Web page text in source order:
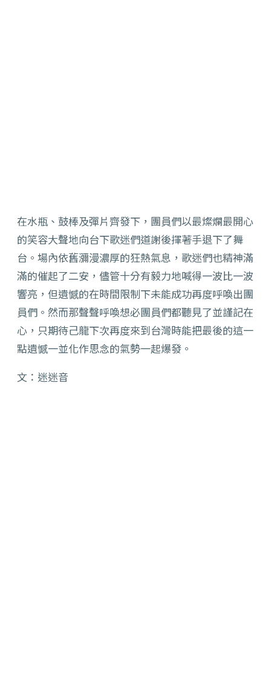
在水瓶、鼓棒及彈片齊發下，團員們以最燦爛最開心
的笑容大聲地向台下歌迷們道謝後揮著手退下了舞
台。場內依舊瀰漫濃厚的狂熱氣息，歌迷們也精神滿
滿的催起了二安，儘管十分有毅力地喊得一波比一波
響亮，但遺憾的在時間限制下未能成功再度呼喚出團
員們。然而那聲聲呼喚想必團員們都聽見了並謹記在
心，只期待己龍下次再度來到台灣時能把最後的這一
點遺憾一並化作思念的氣勢一起爆發。
文：迷迷音